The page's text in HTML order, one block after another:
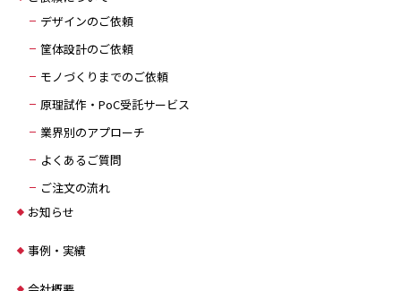
デザインのご依頼
筐体設計のご依頼
モノづくりまでのご依頼
原理試作・PoC受託サービス
業界別のアプローチ
よくあるご質問
ご注文の流れ
お知らせ
事例・実績